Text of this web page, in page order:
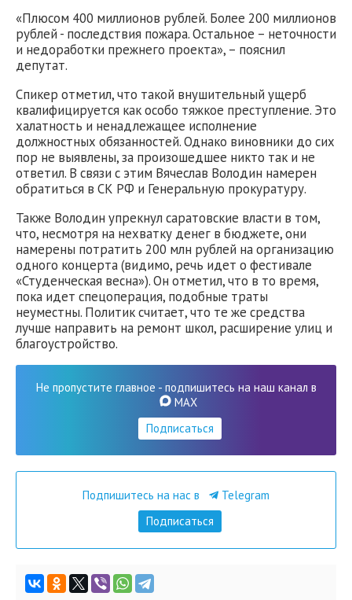
«Плюсом 400 миллионов рублей. Более 200 миллионов
рублей - последствия пожара. Остальное – неточности
и недоработки прежнего проекта», – пояснил
депутат.
Спикер отметил, что такой внушительный ущерб
квалифицируется как особо тяжкое преступление. Это
халатность и ненадлежащее исполнение
должностных обязанностей. Однако виновники до сих
пор не выявлены, за произошедшее никто так и не
ответил. В связи с этим Вячеслав Володин намерен
обратиться в СК РФ и Генеральную прокуратуру.
Также Володин упрекнул саратовские власти в том,
что, несмотря на нехватку денег в бюджете, они
намерены потратить 200 млн рублей на организацию
одного концерта (видимо, речь идет о фестивале
«Студенческая весна»). Он отметил, что в то время,
пока идет спецоперация, подобные траты
неуместны. Политик считает, что те же средства
лучше направить на ремонт школ, расширение улиц и
благоустройство.
Не пропустите главное - подпишитесь на наш канал в
MAX
Подписаться
Подпишитесь на нас в
Telegram
Подписаться